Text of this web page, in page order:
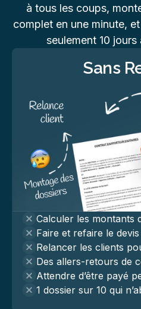
à tous les coups,
complet en une minute,
seulement 10
Sans
Calculer les montants
Faire et refaire le
Relancer les clients
Des allers-retours de
Attendre d’être payé
1 dossier sur 10 qui